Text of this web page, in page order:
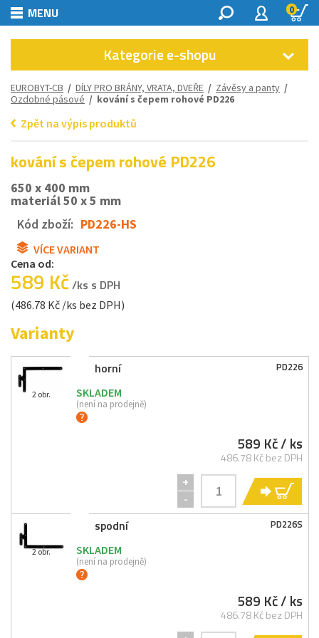
MENU 0
Kategorie e-shopu
EUROBYT-CB / DÍLY PRO BRÁNY, VRATA, DVEŘE / Závěsy a panty /
Ozdobné pásové / kování s čepem rohové PD226
Zpět na výpis produktů
kování s čepem rohové PD226
650 x 400 mm
materiál 50 x 5 mm
Kód zboží: PD226-HS
VÍCE VARIANT
Cena od:
589 Kč/ks s DPH
(486.78 Kč /ks bez DPH)
Varianty
2 obr.
PD226
horní
SKLADEM
(není na prodejně)
589 Kč/ ks
486.78 Kč bez DPH
+
-
2 obr.
PD226S
spodní
SKLADEM
(není na prodejně)
589 Kč/ ks
486.78 Kč bez DPH